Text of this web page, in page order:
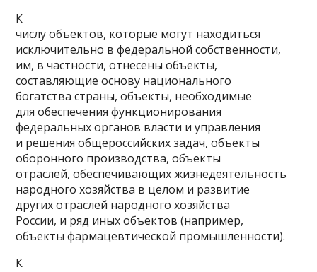
К
числу объектов, которые могут находиться
исключительно в федеральной собственности,
им, в частности, отнесены объекты,
составляющие основу национального
богатства страны, объекты, необходимые
для обеспечения функционирования
федеральных органов власти и управления
и решения общероссийских задач, объекты
оборонного производства, объекты
отраслей, обеспечивающих жизнедеятельность
народного хозяйства в целом и развитие
других отраслей народного хозяйства
России, и ряд иных объектов (например,
объекты фармацевтической промышленности).
К